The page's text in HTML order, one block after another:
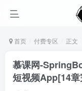
首页 付费专区 正文
慕课网-
短视频App[14